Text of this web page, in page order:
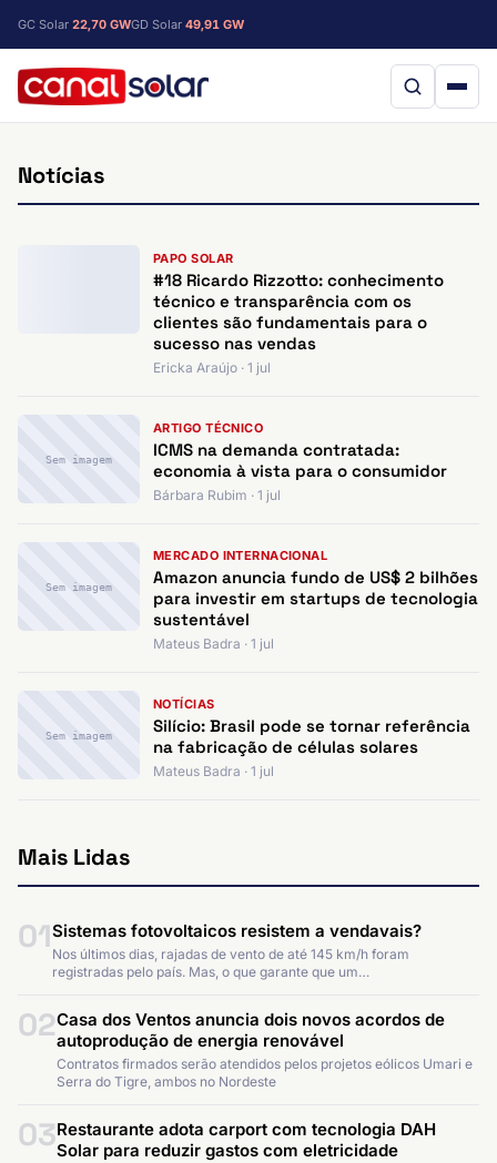
GC Solar 22,70 GWGD Solar 49,91 GW
Notícias
PAPO SOLAR
#18 Ricardo Rizzotto: conhecimento
técnico e transparência com os
clientes são fundamentais para o
sucesso nas vendas
Ericka Araújo · 1 jul
Sem imagem
ARTIGO TÉCNICO
ICMS na demanda contratada:
economia à vista para o consumidor
Bárbara Rubim · 1 jul
Sem imagem
MERCADO INTERNACIONAL
Amazon anuncia fundo de US$ 2 bilhões
para investir em startups de tecnologia
sustentável
Mateus Badra · 1 jul
Sem imagem
NOTÍCIAS
Silício: Brasil pode se tornar referência
na fabricação de células solares
Mateus Badra · 1 jul
Mais Lidas
01Sistemas fotovoltaicos resistem a vendavais?
Nos últimos dias, rajadas de vento de até 145 km/h foram
registradas pelo país. Mas, o que garante que um…
02Casa dos Ventos anuncia dois novos acordos de
autoprodução de energia renovável
Contratos firmados serão atendidos pelos projetos eólicos Umari e
Serra do Tigre, ambos no Nordeste
03Restaurante adota carport com tecnologia DAH
Solar para reduzir gastos com eletricidade